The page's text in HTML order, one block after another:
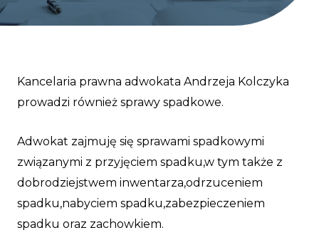
Kancelaria prawna adwokata Andrzeja Kolczyka
prowadzi również sprawy spadkowe.
Adwokat zajmuję się sprawami spadkowymi
związanymi z przyjęciem spadku,w tym także z
dobrodziejstwem inwentarza,odrzuceniem
spadku,nabyciem spadku,zabezpieczeniem
spadku oraz zachowkiem.